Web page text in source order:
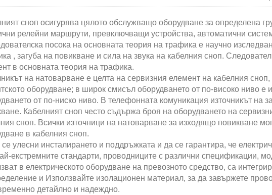
сноп осигурява цялото обслужващо оборудване за определена
релейни маршрути, превключващи устройства, автоматични
посока на основната теория на трафика е научно
, загуба на повикване и сила на звука на кабелния сноп.
в основната теория на трафика.
на натоварване е целта на сервизния елемент на кабелния
оборудване; в широк смисъл оборудването от по-високо ниво е
от по-ниско ниво. В телефонната комуникация източникът на
Кабелният сноп често съдържа броя на оборудването на
сноп. Всички източници на натоварване за изходящо повикване
в кабелния сноп.
улесни инсталирането и поддръжката и да се гарантира, че
екстремните стандарти, проводниците с различни спецификации,
в електрическото оборудване на превозното средство, са
и Използвайте изолационен материал, за да завържете
детайлно и надеждно.